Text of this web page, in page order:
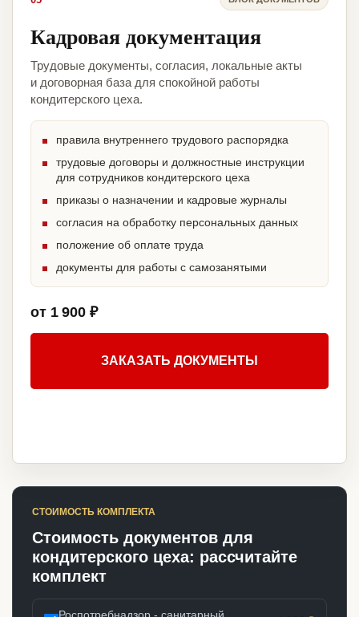
Кадровая документация
Трудовые документы, согласия, локальные акты
и договорная база для спокойной работы
кондитерского цеха.
правила внутреннего трудового распорядка
трудовые договоры и должностные инструкции
для сотрудников кондитерского цеха
приказы о назначении и кадровые журналы
согласия на обработку персональных данных
положение об оплате труда
документы для работы с самозанятыми
от 1 900 ₽
ЗАКАЗАТЬ ДОКУМЕНТЫ
СТОИМОСТЬ КОМПЛЕКТА
Стоимость документов для
кондитерского цеха: рассчитайте
комплект